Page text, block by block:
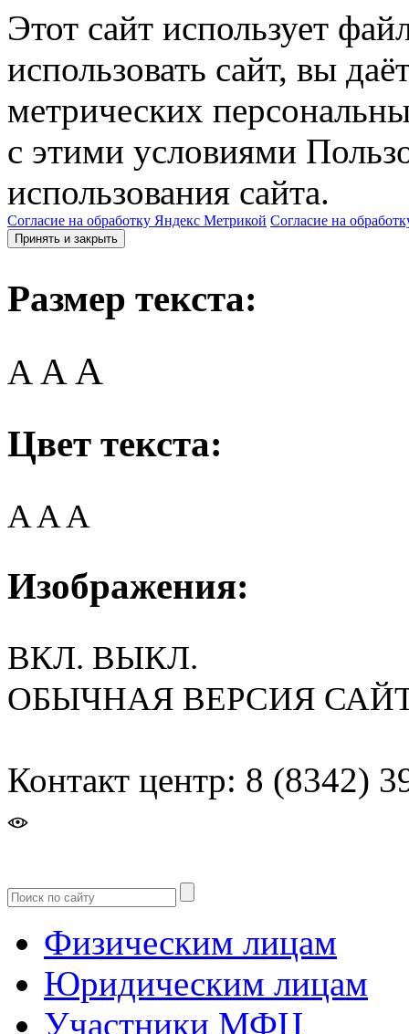
Этот сайт использует
использовать сайт, вы
метрических
с этими условиями
использования сайта.
Согласие на обработку Яндекс Метрикой Согласие на
Принять и закрыть
Размер текста:
A AA
Цвет текста:
AAA
Изображения:
ВКЛ. ВЫКЛ.
ОБЫЧНАЯ ВЕРСИЯ
Контакт центр: 8 (8342)
Физическим лицам
Юридическим лицам
Участники МФЦ